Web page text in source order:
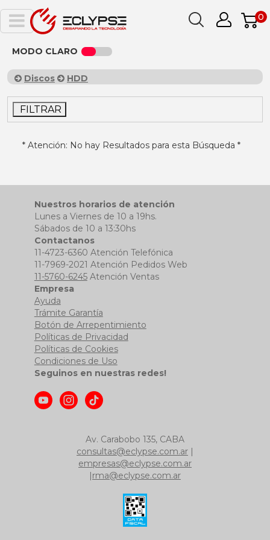
0
MODO CLARO
Discos HDD
FILTRAR
* Atención: No hay Resultados para esta Búsqueda *
Nuestros horarios de atención
Lunes a Viernes de 10 a 19hs.
Sábados de 10 a 13:30hs
Contactanos
11-4723-6360 Atención Telefónica
11-7969-2021 Atención Pedidos Web
11-5760-6245Atención Ventas
Empresa
Ayuda
Trámite Garantía
Botón de Arrepentimiento
Políticas de Privacidad
Políticas de Cookies
Condiciones de Uso
Seguinos en nuestras redes!
Av. Carabobo 135, CABA
consultas@eclypse.com.ar
empresas@eclypse.com.ar
rma@eclypse.com.ar